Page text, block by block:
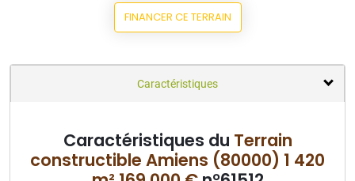
FINANCER CE TERRAIN
Caractéristiques
Caractéristiques du Terrain
constructible Amiens (80000) 1 420